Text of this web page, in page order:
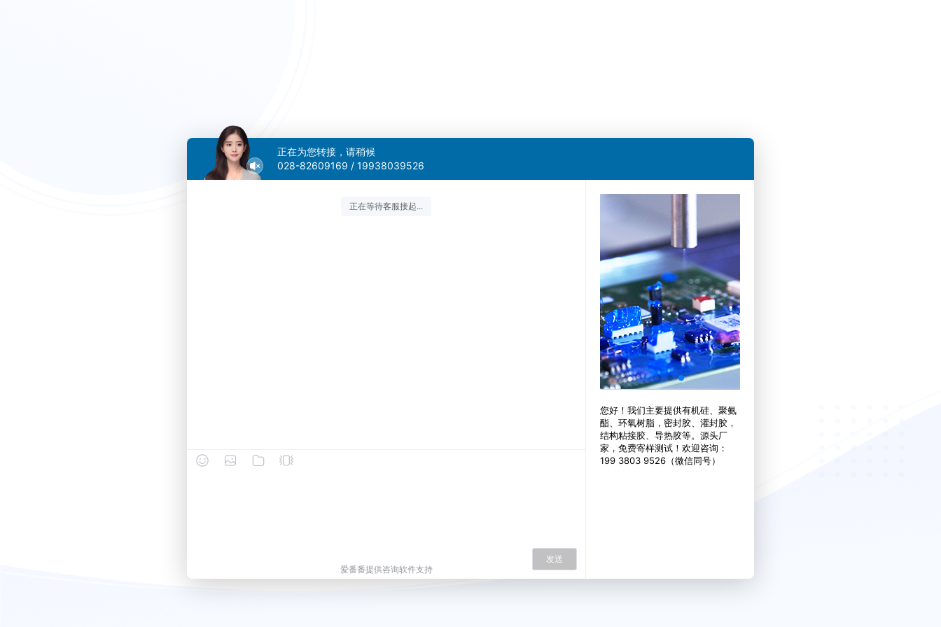
正在为您转接，请稍候
028-82609169 / 19938039526
正在等待客服接起...
发送
您好！我们主要提供有机硅、聚氨
酯、环氧树脂，密封胶、灌封胶，
结构粘接胶、导热胶等。源头厂
家，免费寄样测试！欢迎咨询：
199 3803 9526（微信同号）